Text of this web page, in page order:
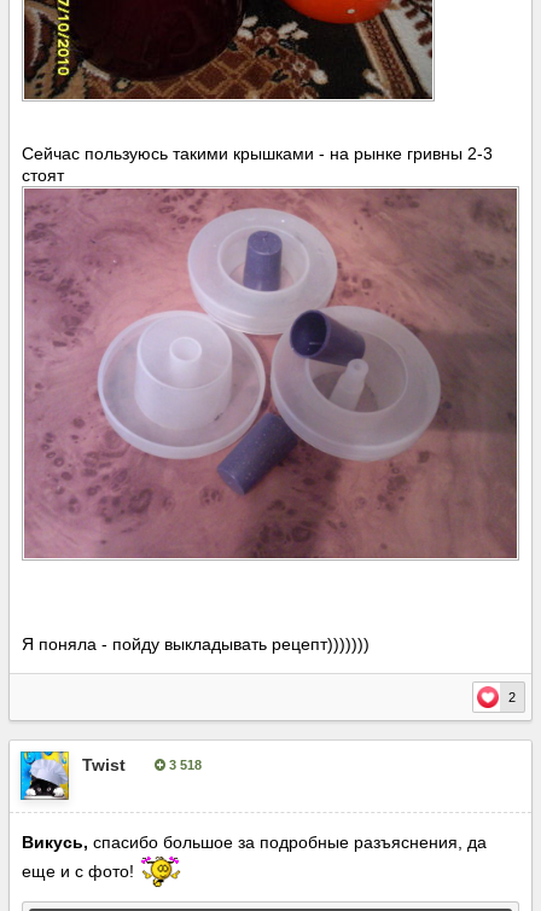
Сейчас пользуюсь такими крышками - на рынке гривны 2-3
стоят
Я поняла - пойду выкладывать рецепт)))))))
2
Twist 3 518
Викусь, спасибо большое за подробные разъяснения, да
еще и с фото!